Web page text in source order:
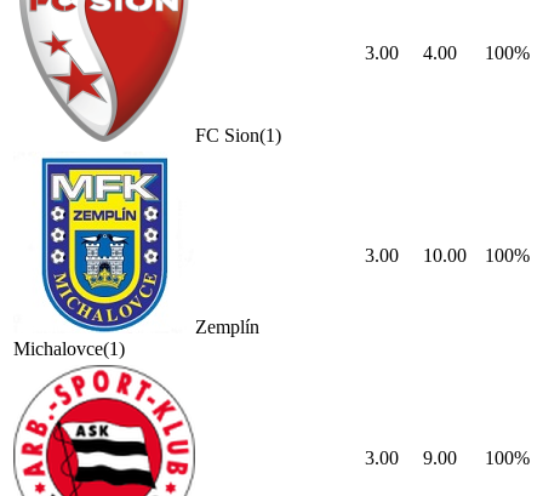
FC Sion(1)
3.00 4.00 100%
Zemplín
Michalovce(1)
3.00 10.00 100%
3.00 9.00 100%